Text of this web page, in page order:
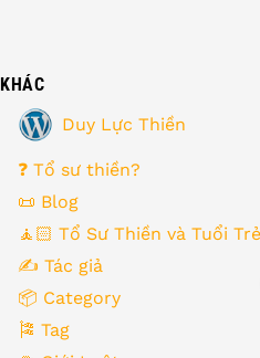
KHÁC
Duy Lực Thiền
❓ Tổ sư thiền?
📜 Blog
🧘🏻 Tổ Sư Thiền và Tuổi Trẻ
✍️ Tác giả
📦 Category
🎏 Tag